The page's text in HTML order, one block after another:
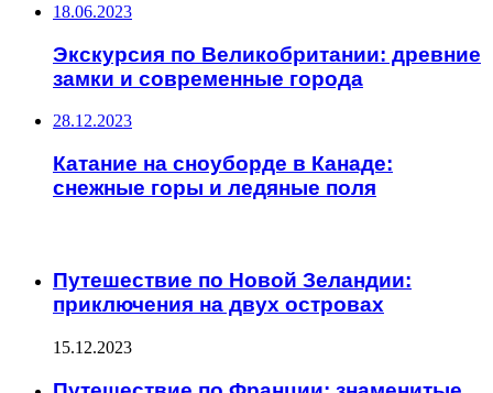
18.06.2023
Экскурсия по Великобритании: древние
замки и современные города
28.12.2023
Катание на сноуборде в Канаде:
снежные горы и ледяные поля
Путешествие по Новой Зеландии:
приключения на двух островах
15.12.2023